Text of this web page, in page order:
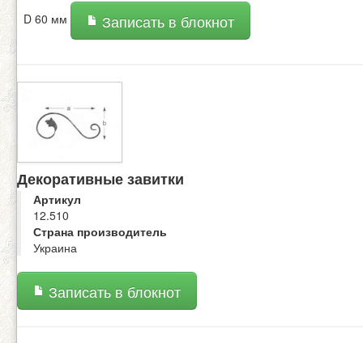
D 60 мм Записать в блокнот
Декоративные завитки
Артикул
12.510
Страна производитель
Украина
Записать в блокнот